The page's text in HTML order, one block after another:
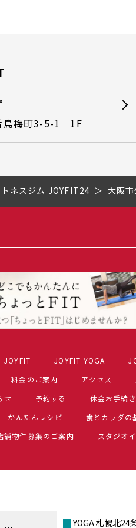
鳥梅町3-5-1 1F
ネスジム JOYFIT24 大阪市
JOYFIT JOYFIT YOGA
料金のご案内 アクセス
せ
予約する 休会お手続き
かんたんレシピ 食とカラダの
舗物件募集のご案内 スタジオ
YOGA 札幌北24